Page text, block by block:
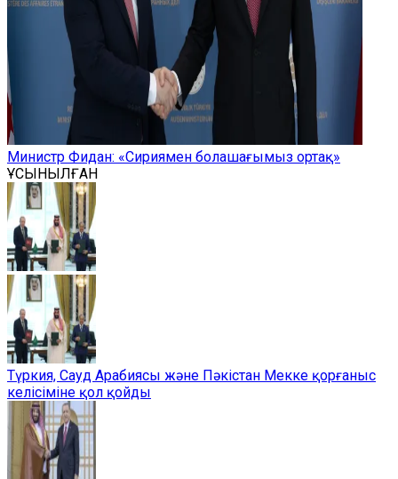
Министр Фидан: «Сириямен болашағымыз ортақ»
ҰСЫНЫЛҒАН
Түркия, Сауд Арабиясы және Пәкістан Мекке қорғаныс
келісіміне қол қойды